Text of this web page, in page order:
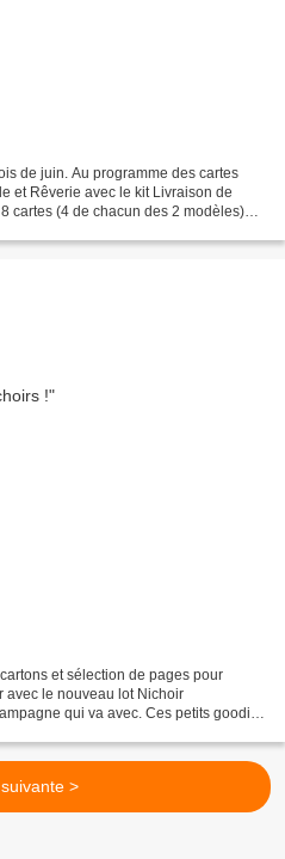
de juin. Au programme des cartes
et Rêverie avec le kit Livraison de
cartes (4 de chacun des 2 modèles)
et sélection de pages pour
avec le nouveau lot Nichoir
qui va avec. Ces petits goodies
>